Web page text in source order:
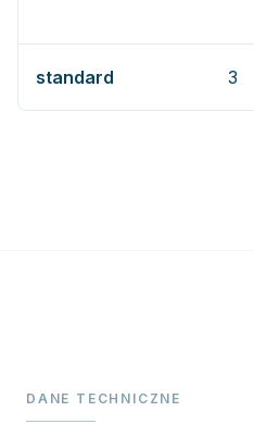
standard 3
DANE TECHNICZNE